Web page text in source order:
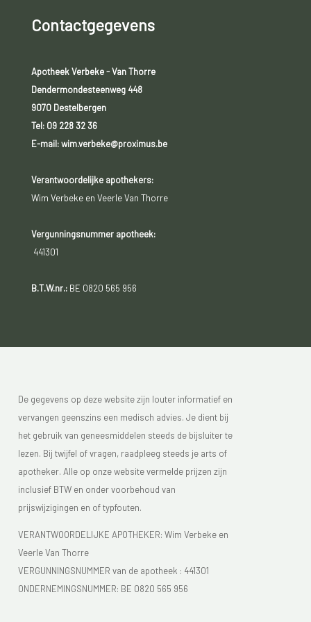
Contactgegevens
Apotheek Verbeke - Van Thorre
Dendermondesteenweg 448
9070 Destelbergen
Tel: 09 228 32 36
E-mail: wim.verbeke@proximus.be
Verantwoordelijke apothekers:
Wim Verbeke en Veerle Van Thorre
Vergunningsnummer apotheek:
441301
B.T.W.nr.:BE 0820 565 956
De gegevens op deze website zijn louter informatief en
vervangen geenszins een medisch advies. Je dient bij
het gebruik van geneesmiddelen steeds de bijsluiter te
lezen. Bij twijfel of vragen, raadpleeg steeds je arts of
apotheker. Alle op onze website vermelde prijzen zijn
inclusief BTW en onder voorbehoud van
prijswijzigingen en of typfouten.
VERANTWOORDELIJKE APOTHEKER: Wim Verbeke en
Veerle Van Thorre
VERGUNNINGSNUMMER van de apotheek : 441301
ONDERNEMINGSNUMMER: BE 0820 565 956